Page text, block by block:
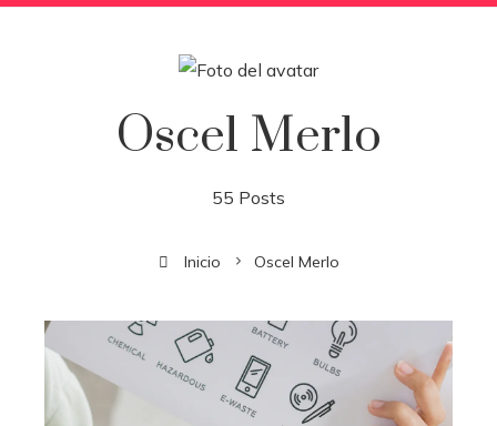
Oscel Merlo
55 Posts
Inicio Oscel Merlo